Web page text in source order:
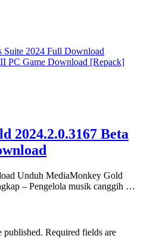
Suite 2024 Full Download
II PC Game Download [Repack]
2024.2.0.3167 Beta
Unduh MediaMonkey Gold
– Pengelola musik canggih …
published. Required fields are